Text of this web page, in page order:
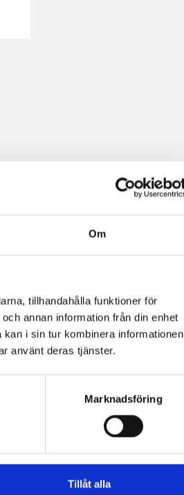
Om
tillhandahålla funktioner för
annan information från din enhet
i sin tur kombinera informationen
använt deras tjänster.
Marknadsföring
Tillåt alla